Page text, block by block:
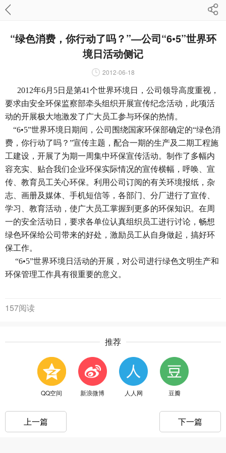
“绿色消费，你行动了吗？”—公司“6•5”世界环
境日活动侧记
2012-06-18
2012年6月5日是第41个世界环境日，公司领导高度重视，
要求由安全环保监察部牵头组织开展宣传纪念活动，此项活
动的开展极大地激发了广大员工参与环保的热情。
“6•5”世界环境日期间，公司围绕国家环保部确定的“绿色消
费，你行动了吗？”宣传主题，配合一期的生产及二期工程施
工建设，开展了为期一周集中环保宣传活动。制作了多幅内
容充实、贴合我们企业环保实际情况的宣传横幅，呼唤、宣
传、教育员工关心环保。利用公司订阅的有关环境报纸，杂
志、画册及媒体、手机短信等，各部门、分厂进行了宣传、
学习、教育活动，使广大员工掌握到更多的环保知识。在周
一的安全活动日，要求各单位认真组织员工进行讨论，畅想
绿色环保给公司带来的好处，激励员工从自身做起，搞好环
保工作。
“6•5”世界环境日活动的开展，对公司进行绿色文明生产和
环保管理工作具有很重要的意义。
157阅读
推荐
QQ空间 新浪微博 人人网 豆瓣
上一篇 下一篇